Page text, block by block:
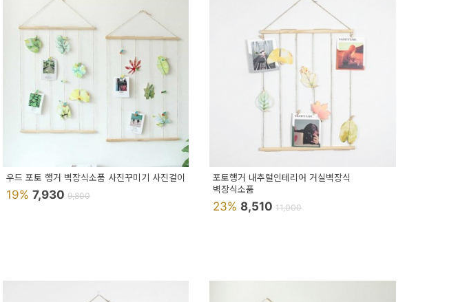
우드 포토 행거 벽장식소품 사진꾸미기 사진걸이
19% 7,930 9,800
포토행거 내추럴인테리어 거실벽장식
벽장식소품
23%8,51011,000